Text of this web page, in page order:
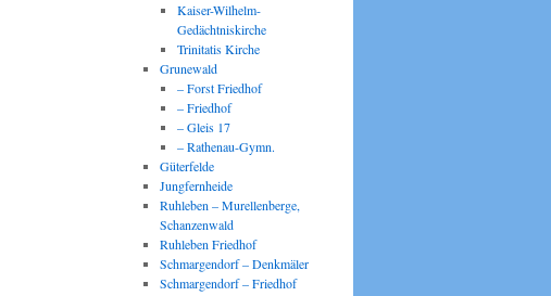
Kaiser-Wilhelm-
Gedächtniskirche
Trinitatis Kirche
Grunewald
– Forst Friedhof
– Friedhof
– Gleis 17
– Rathenau-Gymn.
Güterfelde
Jungfernheide
Ruhleben – Murellenberge,
Schanzenwald
Ruhleben Friedhof
Schmargendorf – Denkmäler
Schmargendorf – Friedhof